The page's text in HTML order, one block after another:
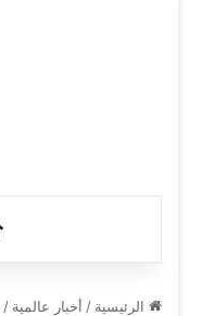
الرئيسية / أخبار عالمية /